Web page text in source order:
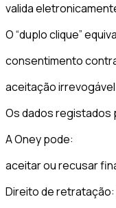
valida
O “duplo clique”
consentimento
aceitação irrevogável
Os dados registados
A Oney pode:
aceitar ou recusar
Direito de retratação: